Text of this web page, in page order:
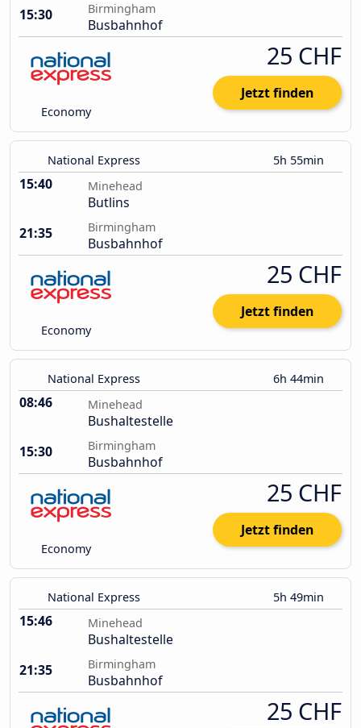
15:30
Birmingham
Busbahnhof
Economy
25 CHF
Jetzt finden
National Express 5h 55min
15:40 Minehead
Butlins
21:35
Birmingham
Busbahnhof
Economy
25 CHF
Jetzt finden
National Express 6h 44min
08:46 Minehead
Bushaltestelle
15:30
Birmingham
Busbahnhof
Economy
25 CHF
Jetzt finden
National Express 5h 49min
15:46 Minehead
Bushaltestelle
21:35
Birmingham
Busbahnhof
25 CHF